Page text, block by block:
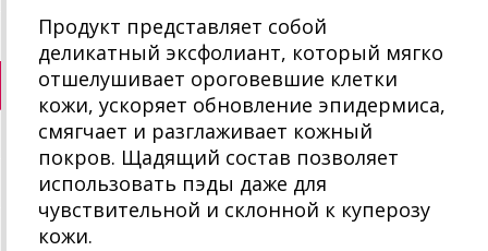
Продукт представляет собой
деликатный эксфолиант, который мягко
отшелушивает ороговевшие клетки
кожи, ускоряет обновление эпидермиса,
смягчает и разглаживает кожный
покров. Щадящий состав позволяет
использовать пэды даже для
чувствительной и склонной к куперозу
кожи.